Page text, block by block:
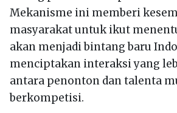
Mekanisme ini memberi
masyarakat untuk ikut
akan menjadi bintang baru
menciptakan interaksi yang
antara penonton dan talenta
berkompetisi.